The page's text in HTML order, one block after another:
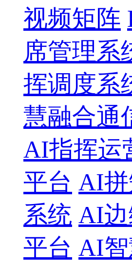
视频矩阵
席管理系
挥调度系
慧融合通
AI指挥运
平台 AI
系统 AI
平台 AI